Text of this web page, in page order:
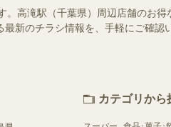
高滝駅（千葉県）周辺店舗のお
新のチラシ情報を、手軽にご確認
カテゴリから